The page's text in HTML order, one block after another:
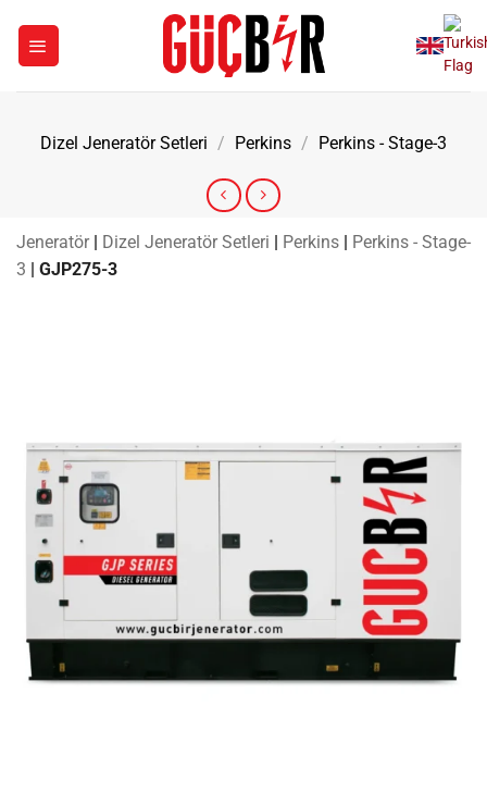
Dizel Jeneratör Setleri / Perkins / Perkins - Stage-3
Jeneratör | Dizel Jeneratör Setleri | Perkins | Perkins - Stage-
3 | GJP275-3